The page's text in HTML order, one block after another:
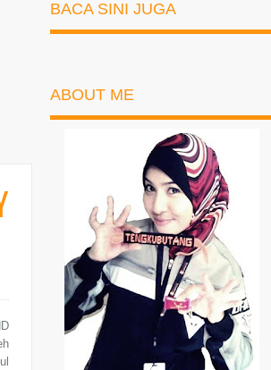
BACA SINI JUGA
ABOUT ME